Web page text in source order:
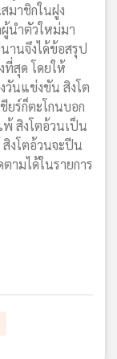
มาชิกในฝูง
ผู้นำตัวใหม่มา
านจึงได้ข้อสรุป
สุด โดยให้
นแข่งขัน สิงโต
ยร์ก็ตะโกนบอก
สิงโตอ้วนเป็น
งโตอ้วนจะปีน
ามได้ในรายการ